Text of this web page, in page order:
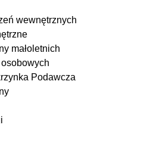
wewnętrznych
małoletnich
Podawcza